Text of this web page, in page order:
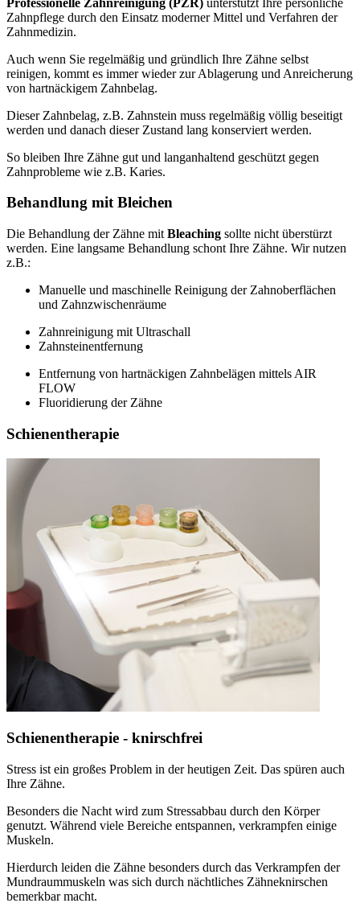
Zahnpflege durch den Einsatz moderner Mittel und Verfahren der
Zahnmedizin.
Auch wenn Sie regelmäßig und gründlich Ihre Zähne selbst
reinigen, kommt es immer wieder zur Ablagerung und Anreicherung
von hartnäckigem Zahnbelag.
Dieser Zahnbelag, z.B. Zahnstein muss regelmäßig völlig beseitigt
werden und danach dieser Zustand lang konserviert werden.
So bleiben Ihre Zähne gut und langanhaltend geschützt gegen
Zahnprobleme wie z.B. Karies.
Behandlung mit Bleichen
Die Behandlung der Zähne mit Bleaching sollte nicht überstürzt
werden. Eine langsame Behandlung schont Ihre Zähne. Wir nutzen
z.B.:
Manuelle und maschinelle Reinigung der Zahnoberflächen
und Zahnzwischenräume
Zahnreinigung mit Ultraschall
Zahnsteinentfernung
Entfernung von hartnäckigen Zahnbelägen mittels AIR
FLOW
Fluoridierung der Zähne
Schienentherapie
Schienentherapie - knirschfrei
Stress ist ein großes Problem in der heutigen Zeit. Das spüren auch
Ihre Zähne.
Besonders die Nacht wird zum Stressabbau durch den Körper
genutzt. Während viele Bereiche entspannen, verkrampfen einige
Muskeln.
Hierdurch leiden die Zähne besonders durch das Verkrampfen der
Mundraummuskeln was sich durch nächtliches Zähneknirschen
bemerkbar macht.